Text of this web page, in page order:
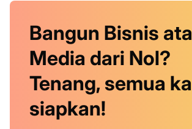
Bangun Bisnis
Media dari Nol?
Tenang, semua
siapkan!